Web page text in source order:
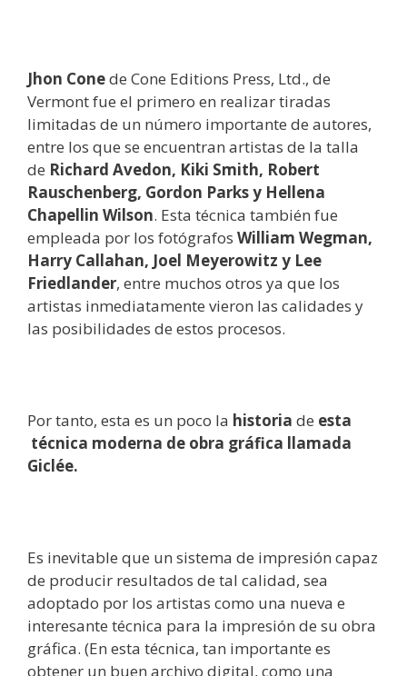
Jhon Conede Cone Editions Press, Ltd., de
Vermont fue el primero en realizar tiradas
limitadas de un número importante de autores,
entre los que se encuentran artistas de la talla
de Richard Avedon, Kiki Smith, Robert
Rauschenberg, Gordon Parks y Hellena
Chapellin Wilson. Esta técnica también fue
empleada por los fotógrafos William Wegman,
Harry Callahan, Joel Meyerowitz y Lee
Friedlander, entre muchos otros ya que los
artistas inmediatamente vieron las calidades y
las posibilidades de estos procesos.
Por tanto, esta es un poco la historia de esta
técnica moderna de obra gráfica llamada
Giclée.
Es inevitable que un sistema de impresión capaz
de producir resultados de tal calidad, sea
adoptado por los artistas como una nueva e
interesante técnica para la impresión de su obra
gráfica. (En esta técnica, tan importante es
obtener un buen archivo digital, como una